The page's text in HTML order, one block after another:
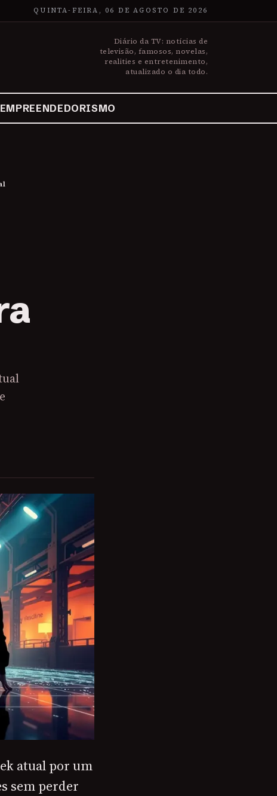
QUINTA-FEIRA, 06 DE AGOSTO DE 2026
Diário da TV: notícias de
televisão, famosos, novelas,
realities e entretenimento,
atualizado o dia todo.
EMPREENDEDORISMO
atual por um
sem perder